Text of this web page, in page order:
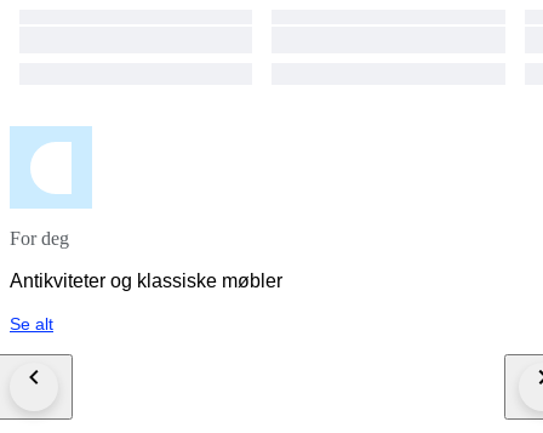
For deg
Antikviteter og klassiske møbler
Se alt